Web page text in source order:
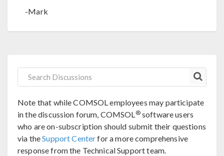
-Mark
Note that while COMSOL employees may participate
in the discussion forum, COMSOL®software users
who are on-subscription should submit their questions
via theSupport Centerfor a more comprehensive
response from the Technical Support team.